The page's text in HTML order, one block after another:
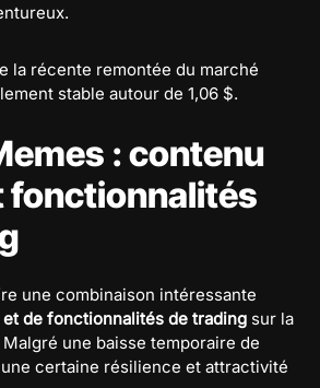
la récente remontée du marché
stable autour de 1,06 $.
: contenu
fonctionnalités
une combinaison intéressante
de fonctionnalités de trading sur la
une baisse temporaire de
certaine résilience et attractivité